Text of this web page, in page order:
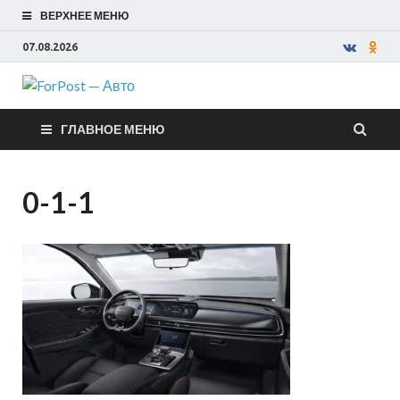
ВЕРХНЕЕ МЕНЮ
07.08.2026
ForPost —
Авто
ГЛАВНОЕ МЕНЮ
0-1-1